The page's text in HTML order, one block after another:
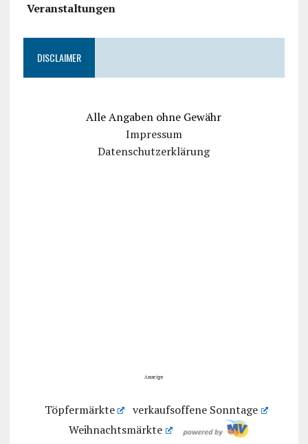
Veranstaltungen
DISCLAIMER
Alle Angaben ohne Gewähr
Impressum
Datenschutzerklärung
Anzeige
Töpfermärkte
verkaufsoffene Sonntage
Weihnachtsmärkte